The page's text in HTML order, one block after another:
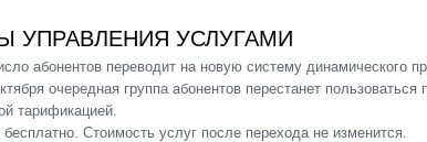
УПРАВЛЕНИЯ УСЛУГАМИ
абонентов переводит на новую систему динамического
очередная группа абонентов перестанет пользоваться
тарификацией.
Стоимость услуг после перехода не изменится.